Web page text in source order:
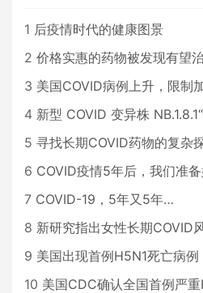
1 后疫情时代的健康图景
2 价格实惠的药物被发现有望
3 美国COVID病例上升，限制
4 新型 COVID 变异株
5 寻找长期COVID药物的复杂
6 COVID疫情5年后，我们准备好
7 COVID-19，5年又5年…
8 新研究指出女性长期COVID风险
9 美国出现首例H5N1死亡病例
10 美国CDC确认全国首例严重